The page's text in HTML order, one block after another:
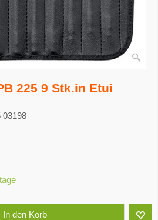
225 9 Stk.in Etui
03198
In den Korb